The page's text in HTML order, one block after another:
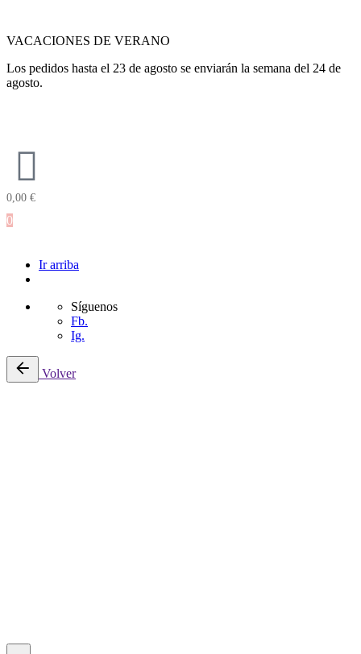
VACACIONES DE VERANO
Los pedidos hasta el 23 de agosto se enviarán la semana del 24 de
agosto.
0,00 €
0
Ir arriba
Síguenos
Fb.
Ig.
Volver